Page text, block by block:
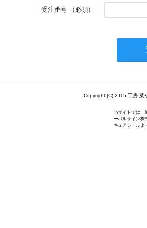
受注番号 （必須）
Copyright (C) 2015 工房 菜
当サイトでは、
ーバルサイン株
キュアシールよ